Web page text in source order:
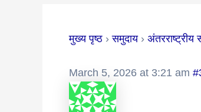
मुख्य पृष्ठ › समुदाय › अंतरराष्ट्रीय
March 5, 2026 at 3:21 am